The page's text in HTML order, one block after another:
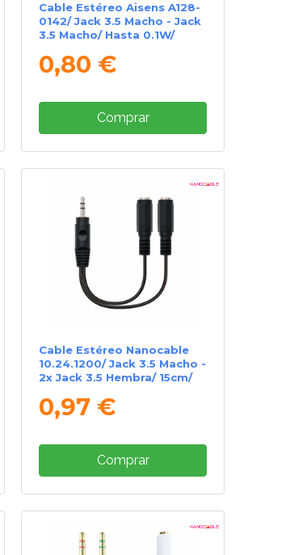
Cable Estéreo Aisens A128-
0142/ Jack 3.5 Macho - Jack
3.5 Macho/ Hasta 0.1W/
0,80 €
Comprar
Cable Estéreo Nanocable
10.24.1200/ Jack 3.5 Macho -
2x Jack 3.5 Hembra/ 15cm/
0,97 €
Comprar